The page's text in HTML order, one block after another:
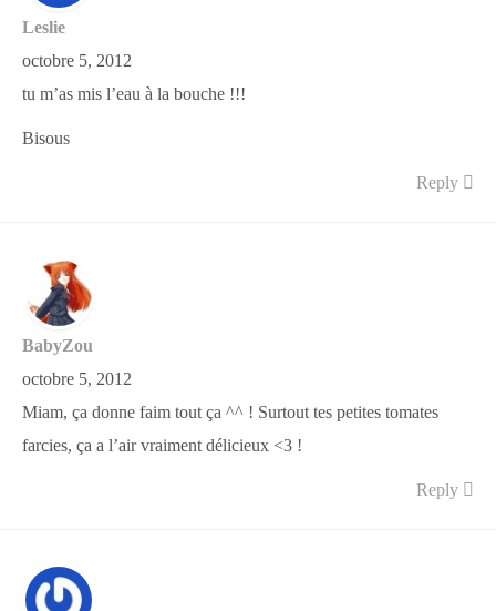
Leslie
octobre 5, 2012
tu m’as mis l’eau à la bouche !!!
Bisous
Reply
BabyZou
octobre 5, 2012
Miam, ça donne faim tout ça ^^ ! Surtout tes petites tomates
farcies, ça a l’air vraiment délicieux <3 !
Reply